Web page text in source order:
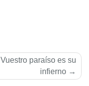
Vuestro paraí­so es su
infierno